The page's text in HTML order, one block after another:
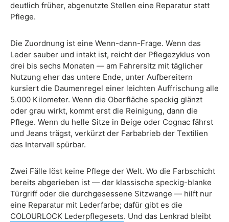
deutlich früher, abgenutzte Stellen eine Reparatur statt
Pflege.
Die Zuordnung ist eine Wenn-dann-Frage. Wenn das
Leder sauber und intakt ist, reicht der Pflegezyklus von
drei bis sechs Monaten — am Fahrersitz mit täglicher
Nutzung eher das untere Ende, unter Aufbereitern
kursiert die Daumenregel einer leichten Auffrischung alle
5.000 Kilometer. Wenn die Oberfläche speckig glänzt
oder grau wirkt, kommt erst die Reinigung, dann die
Pflege. Wenn du helle Sitze in Beige oder Cognac fährst
und Jeans trägst, verkürzt der Farbabrieb der Textilien
das Intervall spürbar.
Zwei Fälle löst keine Pflege der Welt. Wo die Farbschicht
bereits abgerieben ist — der klassische speckig-blanke
Türgriff oder die durchgesessene Sitzwange — hilft nur
eine Reparatur mit Lederfarbe; dafür gibt es die
COLOURLOCK Lederpflegesets. Und das Lenkrad bleibt